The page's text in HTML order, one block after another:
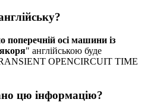
поперечній осі машини із
" англійською буде
OPENCIRCUIT TIME
цю інформацію?